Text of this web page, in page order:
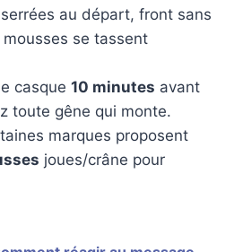
au départ, front sans
se tassent
casque 10 minutes avant
toute gêne qui monte.
marques proposent
joues/crâne pour